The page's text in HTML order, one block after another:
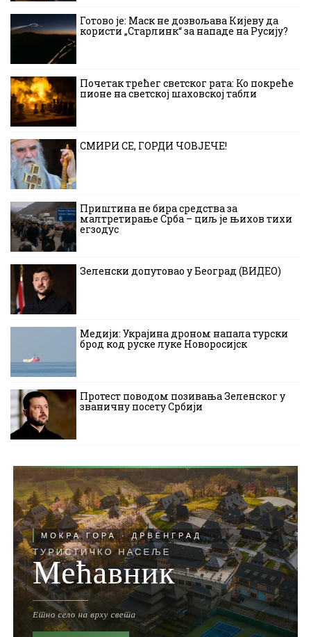
Готово је: Маск не дозвољава Кијеву да
користи „Старлинк“ за нападе на Русију?
Почетак трећег светског рата: Ко покреће
пионе на светској шаховској табли
СМИРИ СЕ, ГОРДИ ЧОВЈЕЧЕ!
Приштина не бира средства за
малтретирање Срба – циљ је њихов тихи
егзодус
Зеленски допутовао у Београд (ВИДЕО)
Медији: Украјина дроном напала турски
брод код руске луке Новоросијск
Протест поводом позивања Зеленског у
званичну посету Србији